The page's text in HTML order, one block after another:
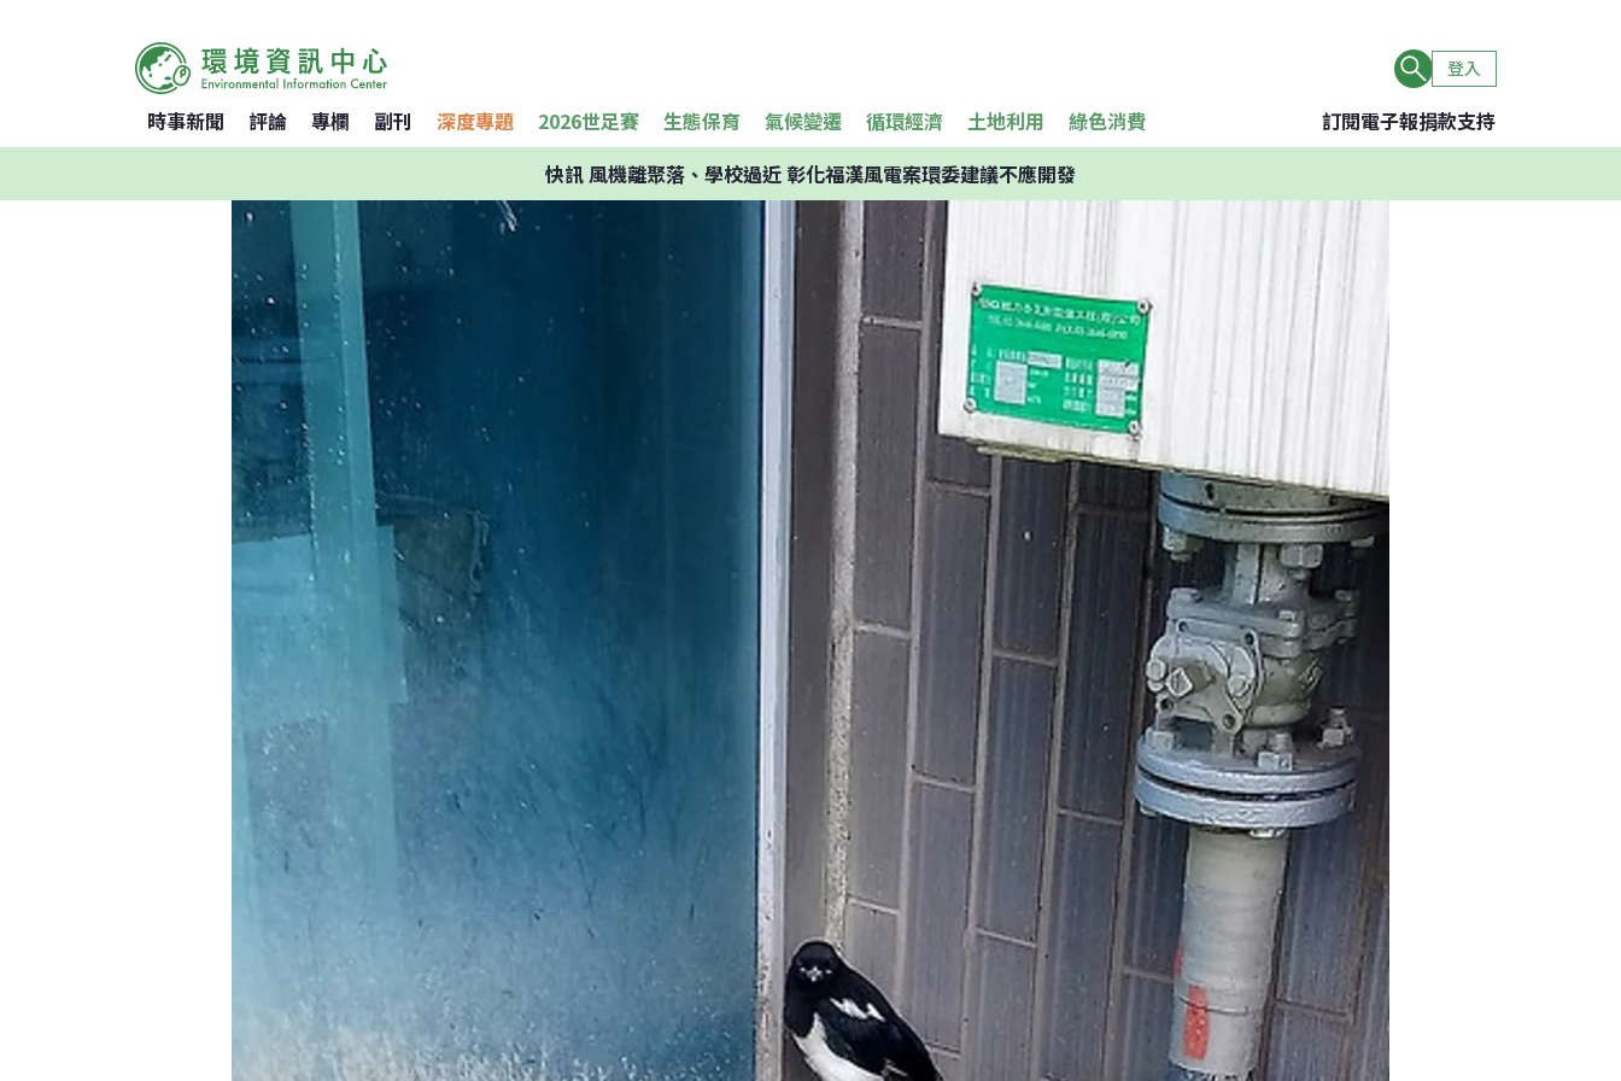
登入
時事新聞 評論 專欄 副刊 深度專題 2026世足賽 生態保育 氣候變遷 循環經濟 土地利用 綠色消費 訂閱電子報捐款支持
快訊風機離聚落、學校過近 彰化福漢風電案環委建議不應開發